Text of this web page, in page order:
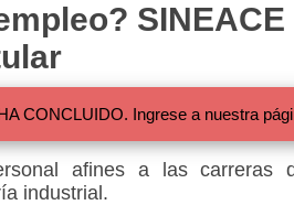
CONCLUIDO. Ingrese a nuestra
afines a las carreras
industrial.